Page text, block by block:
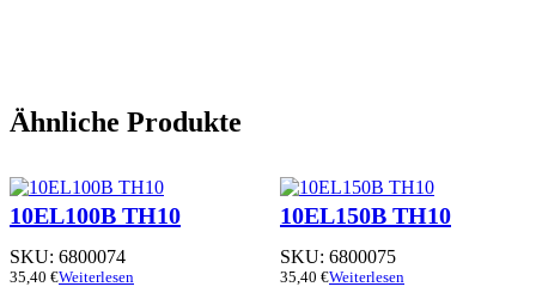
Ähnliche Produkte
10EL100B TH10
SKU: 6800074
35,40 €Weiterlesen
10EL150B TH10
SKU: 6800075
35,40 €Weiterlesen